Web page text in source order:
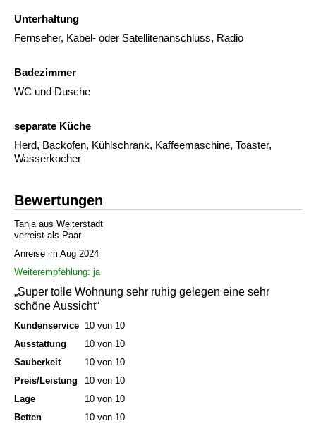
Unterhaltung
Fernseher, Kabel- oder Satellitenanschluss, Radio
Badezimmer
WC und Dusche
separate Küche
Herd, Backofen, Kühlschrank, Kaffeemaschine, Toaster,
Wasserkocher
Bewertungen
Tanja aus Weiterstadt
verreist als Paar
Anreise im Aug 2024
Weiterempfehlung: ja
„Super tolle Wohnung sehr ruhig gelegen eine sehr
schöne Aussicht“
Kundenservice 10 von 10
Ausstattung
10 von 10
Sauberkeit
10 von 10
Preis/Leistung
10 von 10
Lage
10 von 10
Betten
10 von 10